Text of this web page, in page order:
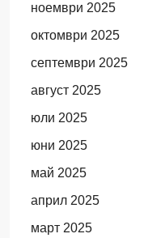
ноември 2025
октомври 2025
септември 2025
август 2025
юли 2025
юни 2025
май 2025
април 2025
март 2025